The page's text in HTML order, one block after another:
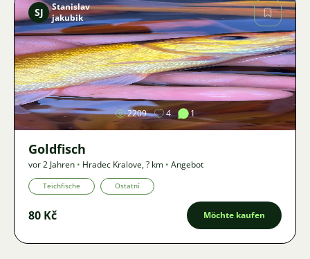
Bild
SJ
Stanislav
jakubik
2209 4 1
Goldfisch
vor 2 Jahren • Hradec Kralove,? km • Angebot
Teichfische Ostatní
80 Kč Möchte kaufen